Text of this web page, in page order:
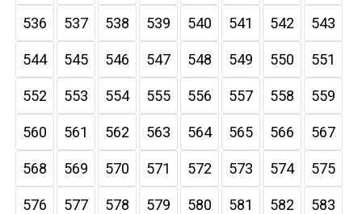
536 537 538 539 540 541 542 543
544 545 546 547 548 549 550 551
552 553 554 555 556 557 558 559
560 561 562 563 564 565 566 567
568 569 570 571 572 573 574 575
576 577 578 579 580 581 582 583